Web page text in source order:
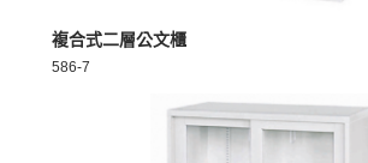
複合式二層公文櫃
586-7